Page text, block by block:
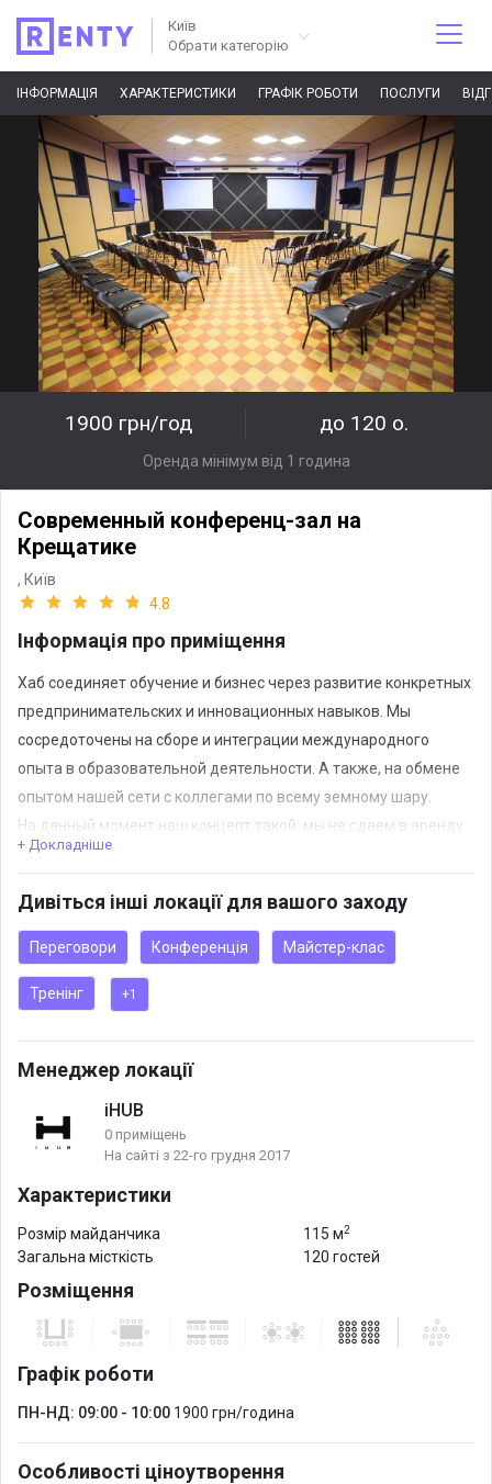
Київ
Обрати категорію
ІНФОРМАЦІЯ ХАРАКТЕРИСТИКИ ГРАФІК РОБОТИ ПОСЛУГИ
1900 грн/год до 120 о.
Оренда мінімум від 1 година
Современный конференц-зал на
Крещатике
, Київ
4.8
Інформація про приміщення
Хаб соединяет обучение и бизнес через развитие конкретных
предпринимательских и инновационных навыков. Мы
сосредоточены на сборе и интеграции международного
опыта в образовательной деятельности. А также, на обмене
опытом нашей сети с коллегами по всему земному шару.
На данный момент наш концепт такой: мы не сдаем в аренду
наш конференц-зал, а только предоставляем его на
(наши тематики: цифровые стартапы, бизнес, технологии) и
помогаем с рекламой самих мероприятий.
Есть зона для кофе-брейков - площадь 71 м. кв.
+ Докладніше
Дивіться інші локації для вашого заходу
Переговори Конференція Майстер-клас
Тренінг +1
Менеджер локації
iHUB
0 приміщень
На сайті з 22-го грудня 2017
Характеристики
Розмір майданчика 115 м2
Загальна місткість 120 гостей
Розміщення
Графік роботи
ПН-НД: 09:00 - 10:00 1900 грн/година
Особливості ціноутворення